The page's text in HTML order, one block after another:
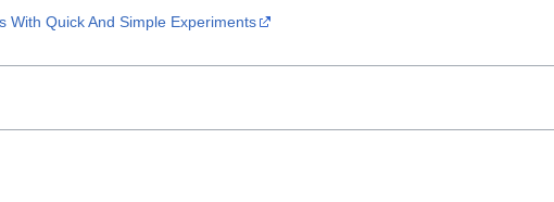
With Quick And Simple Experiments